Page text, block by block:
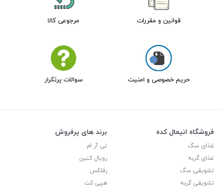
قوانین و مقررات مرجوعی کالا
حریم خصوصی و امنیت سوالات پرتکرار
فروشگاه انیمال کده
غذای سگ
غذای گربه
تشویقی سگ
تشویقی گربه
برند های پرفروش
تی آر ام
رویال کنین
رفلکس
هپی کت